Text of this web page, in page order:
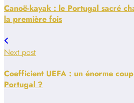
Canoë-kayak : le Portugal sacré
la première fois
Next post
Coefficient UEFA : un énorme
Portugal ?